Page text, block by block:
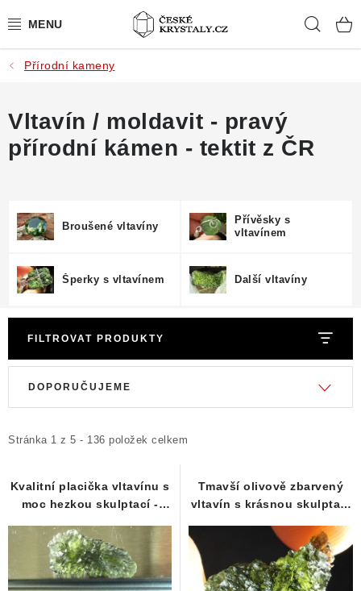
na
PŘÍRODNÍ KAMENY
BROUŠENÉ KAMENY
MISTROVSKÉ KRYSTALY
SLEVY
VIDEOGALERIE
KONTAKT
Obchodní podmínky
Podmínky ochrany osobních údajů
Poučení o právu na odstoupení od smlouvy
Kontakt
Přírodní kameny
Vltavín / moldavit - pravý
přírodní kámen - tektit z ČR
Broušené vltavíny
Přívěsky s
vltavínem
Šperky s vltavínem Další vltavíny
FILTROVAT PRODUKTY
i
p
o
u
Stránka 1 z 5 - 136 položek celkem
e
í
r
d
DOPORUČUJEME
Kvalitní placička vltavínu s
moc hezkou skulptací -
Tmavší olivově zbarvený
vltavín s krásnou skulptací